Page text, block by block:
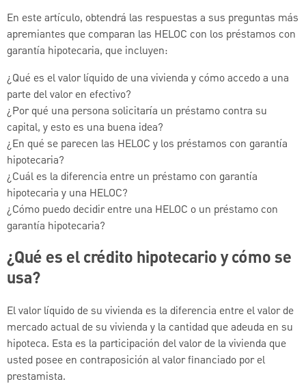
En este artículo, obtendrá las respuestas a sus preguntas más
apremiantes que comparan las HELOC con los préstamos con
garantía hipotecaria, que incluyen:
¿Qué es el valor líquido de una vivienda y cómo accedo a una
parte del valor en efectivo?
¿Por qué una persona solicitaría un préstamo contra su
capital, y esto es una buena idea?
¿En qué se parecen las HELOC y los préstamos con garantía
hipotecaria?
¿Cuál es la diferencia entre un préstamo con garantía
hipotecaria y una HELOC?
¿Cómo puedo decidir entre una HELOC o un préstamo con
garantía hipotecaria?
¿Qué es el crédito hipotecario y cómo se
usa?
El valor líquido de su vivienda es la diferencia entre el valor de
mercado actual de su vivienda y la cantidad que adeuda en su
hipoteca. Esta es la participación del valor de la vivienda que
usted posee en contraposición al valor financiado por el
prestamista.